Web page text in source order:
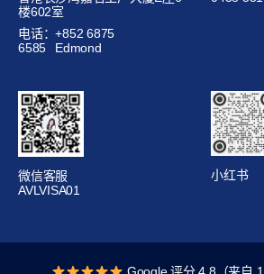
楼602室
电话：+852 6875
6585
Edmond
微信客服
AVLVISA01
小红书